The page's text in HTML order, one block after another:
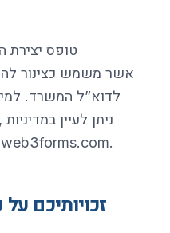
טופס יצירת
לדוא”ל המשרד.
הפרטיות של השירות באתר web3forms.com.
זכויותיכם